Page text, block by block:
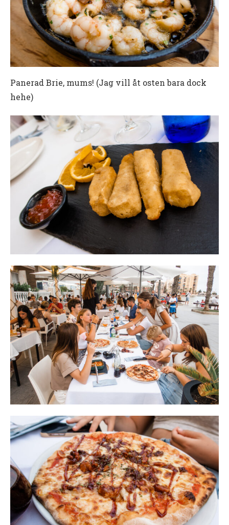
Panerad Brie, mums! (Jag vill åt osten bara dock
hehe)